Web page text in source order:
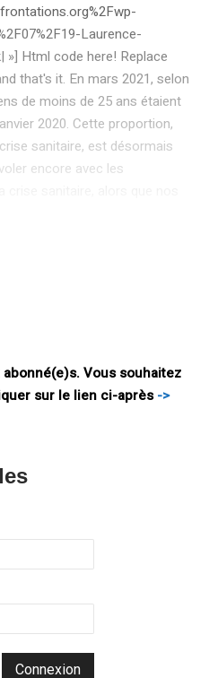
Laurence-
»] Html code here! Replace
that's it. En mars 2021, selon
de moins de 25 ans étaient
2020. Cette proportion,
sanitaire, est désormais
encore avec les
Vous souhaitez
sur le lien ci-après->